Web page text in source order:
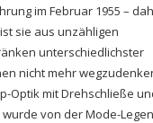
im Februar 1955 –
sie aus unzähligen
unterschiedlichster
nicht mehr
Optik mit Drehschließe
von der Mode-